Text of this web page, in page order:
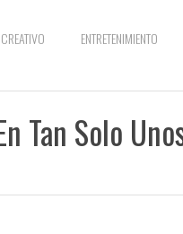
CREATIVO ENTRETENIMIENTO
Tan Solo